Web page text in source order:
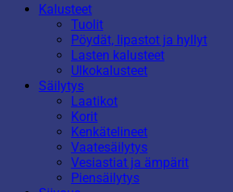
Kalusteet
Tuolit
Pöydät, lipastot ja hyllyt
Lasten kalusteet
Ulkokalusteet
Säilytys
Laatikot
Korit
Kenkätelineet
Vaatesäilytys
Vesiastiat ja ämpärit
Piensäilytys